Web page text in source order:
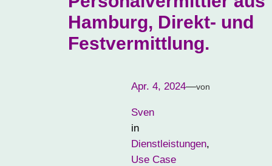
Hamburg, Direkt- und
Festvermittlung.
Apr. 4, 2024—von
Sven
in
Dienstleistungen
Use Case